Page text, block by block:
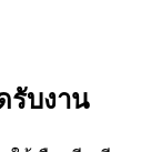
รับงาน